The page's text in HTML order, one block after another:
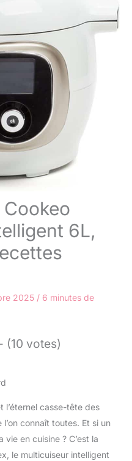
6L,
2025 / 6 minutes de
(10 votes)
l’éternel casse-tête des
connaît toutes. Et si un
en cuisine ? C’est la
le multicuiseur intelligent